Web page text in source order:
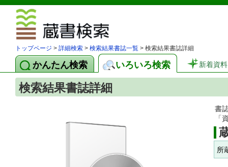
トップページ > 詳細検索 > 検索結果書誌一覧 > 検索結果書誌詳細
かんたん検索 いろいろ検索 新着資料
検索結果書誌詳細
書
「
所